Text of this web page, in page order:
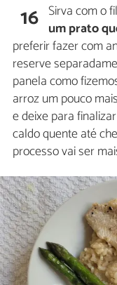
16 Sirva com o
um prato
preferir fazer com
reserve
panela como
arroz um pouco mais
e deixe para
caldo quente até
processo vai ser